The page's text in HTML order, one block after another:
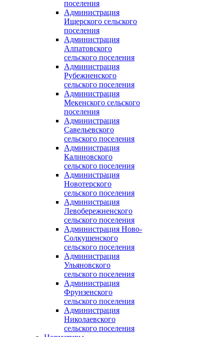
поселения
Администрация
Ищерского сельского
поселения
Администрация
Алпатовского
сельского поселения
Администрация
Рубежненского
сельского поселения
Администрация
Мекенского сельского
поселения
Администрация
Савельевского
сельского поселения
Администрация
Калиновского
сельского поселения
Администрация
Новотерского
сельского поселения
Администрация
Левобережненского
сельского поселения
Администрация Ново-
Солкушенского
сельского поселения
Администрация
Ульяновского
сельского поселения
Администрация
Фрунзенского
сельского поселения
Администрация
Николаевского
сельского поселения